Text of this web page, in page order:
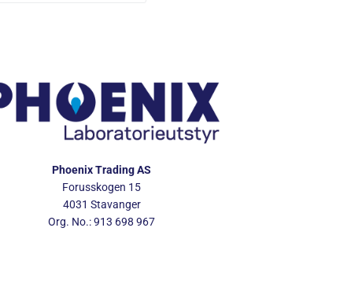
Phoenix Trading AS
Forusskogen 15
4031 Stavanger
Org. No.: 913 698 967